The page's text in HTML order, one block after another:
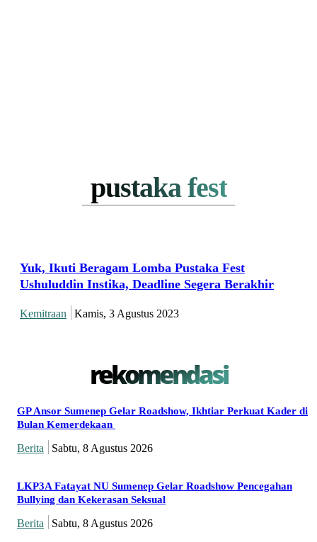
pustaka fest
Yuk, Ikuti Beragam Lomba Pustaka Fest
Ushuluddin Instika, Deadline Segera Berakhir
Kemitraan Kamis, 3 Agustus 2023
rekomendasi
GP Ansor Sumenep Gelar Roadshow, Ikhtiar Perkuat Kader di
Bulan Kemerdekaan
Berita Sabtu, 8 Agustus 2026
LKP3A Fatayat NU Sumenep Gelar Roadshow Pencegahan
Bullying dan Kekerasan Seksual
Berita Sabtu, 8 Agustus 2026